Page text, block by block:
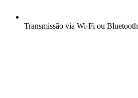
Transmissão via Wi-Fi ou Bluetooth